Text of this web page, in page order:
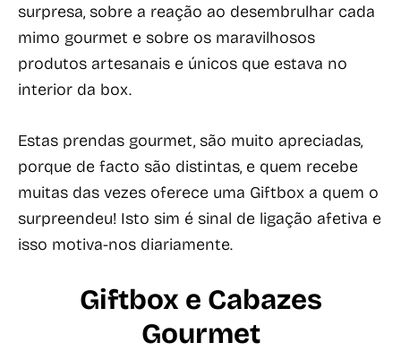
surpresa, sobre a reação ao desembrulhar cada
mimo gourmet e sobre os maravilhosos
produtos artesanais e únicos que estava no
interior da box.
Estas prendas gourmet, são muito apreciadas,
porque de facto são distintas, e quem recebe
muitas das vezes oferece uma Giftbox a quem o
surpreendeu! Isto sim é sinal de ligação afetiva e
isso motiva-nos diariamente.
Giftbox e Cabazes
Gourmet